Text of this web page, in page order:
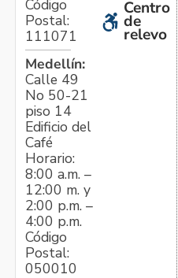
Código
Postal:
111071
Medellín:
Calle 49
No 50-21
piso 14
Edificio del
Café
Horario:
8:00 a.m. –
12:00 m. y
2:00 p.m. –
4:00 p.m.
Código
Postal:
050010
Centro
de
relevo